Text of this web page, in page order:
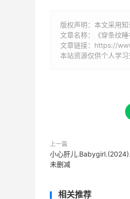
版权声明：本文采用
文章名称：《穿条纹
文章链接： https://
本站资源仅供个人学
上一篇
小心肝儿
未删减
相关推荐